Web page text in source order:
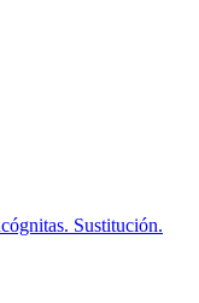
Sustitución.